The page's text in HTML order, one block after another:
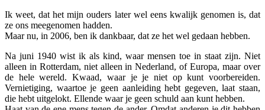
Ik weet, dat het mijn ouders later wel eens kwalijk genomen is, dat
ze ons meegenomen hadden.
Maar nu, in 2006, ben ik dankbaar, dat ze het wel gedaan hebben.
Na juni 1940 wist ik als kind, waar mensen toe in staat zijn. Niet
alleen in Rotterdam, niet alleen in Nederland, of Europa, maar over
de hele wereld. Kwaad, waar je je niet op kunt voorbereiden.
Vernietiging, waartoe je geen aanleiding hebt gegeven, laat staan,
die hebt uitgelokt. Ellende waar je geen schuld aan kunt hebben.